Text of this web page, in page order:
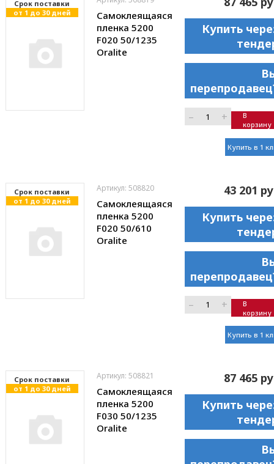
Cрок поставки
от 1 до 30 дней
Самоклеящаяся
пленка 5200
F020 50/1235
Oralite
Купить
– +
В
корзину
Купить в 1
Cрок поставки
от 1 до 30 дней
Артикул: 508820
Самоклеящаяся
пленка 5200
F020 50/610
Oralite
43 201
Купить
– +
В
корзину
Купить в 1
Cрок поставки
от 1 до 30 дней
Артикул: 508821
Самоклеящаяся
пленка 5200
F030 50/1235
Oralite
87 465
Купить